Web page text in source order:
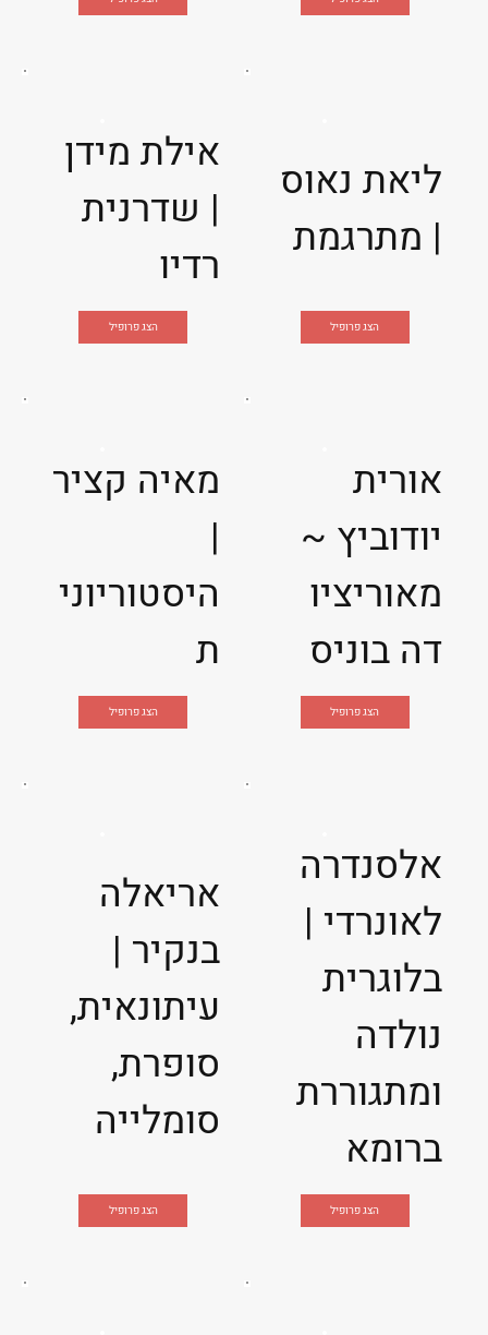
אילת מידן
| שדרנית
רדיו
הצג פרופיל
ליאת נאוס
| מתרגמת
הצג פרופיל
מאיה קציר
|
היסטוריוני
ת
הצג פרופיל
אורית
יודוביץ ~
מאוריציו
דה בוניס
הצג פרופיל
אריאלה
בנקיר |
עיתונאית,
סופרת,
סומלייה
הצג פרופיל
אלסנדרה
לאונרדי |
בלוגרית
נולדה
ומתגוררת
ברומא
הצג פרופיל